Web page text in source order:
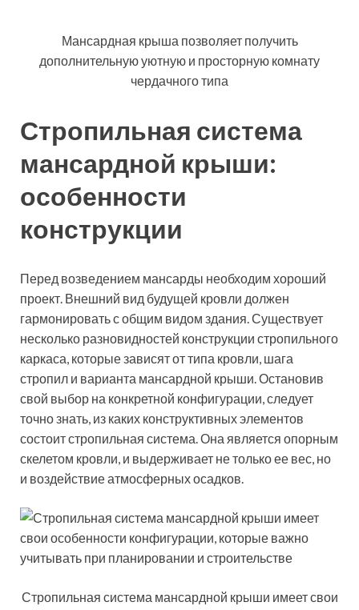
Мансардная крыша позволяет получить
дополнительную уютную и просторную комнату
чердачного типа
Стропильная система
мансардной крыши:
особенности
конструкции
Перед возведением мансарды необходим хороший
проект. Внешний вид будущей кровли должен
гармонировать с общим видом здания. Существует
несколько разновидностей конструкции стропильного
каркаса, которые зависят от типа кровли, шага
стропил и варианта мансардной крыши. Остановив
свой выбор на конкретной конфигурации, следует
точно знать, из каких конструктивных элементов
состоит стропильная система. Она является опорным
скелетом кровли, и выдерживает не только ее вес, но
и воздействие атмосферных осадков.
Стропильная система мансардной крыши имеет свои